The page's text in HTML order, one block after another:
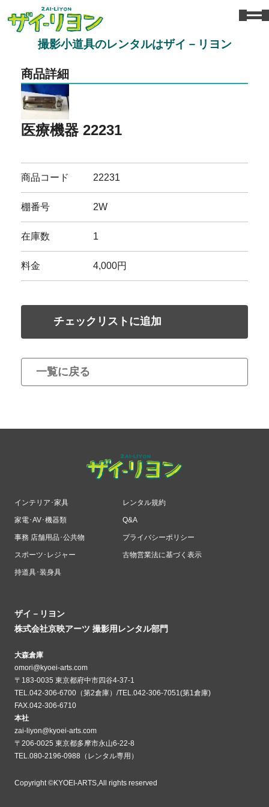
撮影小道具のレンタルはザイ－リヨン
商品詳細
医療機器 22231
商品コード 22231
棚番号 2W
在庫数 1
料金 4,000円
チェックリストに追加
一覧に戻る
インテリア･家具
家電･AV･機器類
事務 店舗用品･公共物
スポーツ･レジャー
持道具･装身具
レンタル規約
Q&A
プライバシーポリシー
古物営業法に基づく表示
ザイ－リヨン
株式会社京映アーツ 撮影用レンタル部門
大森倉庫
omori@kyoei-arts.com
〒183-0035 東京都府中市四谷4-37-1
TEL.042-306-6700（第2倉庫）/TEL.042-306-7051(第1倉庫)
FAX.042-306-6710
本社
zai-liyon@kyoei-arts.com
〒206-0025 東京都多摩市永山6-22-8
TEL.080-2196-0988（レンタル専用）
Copyright ©KYOEI-ARTS,All rights reserved